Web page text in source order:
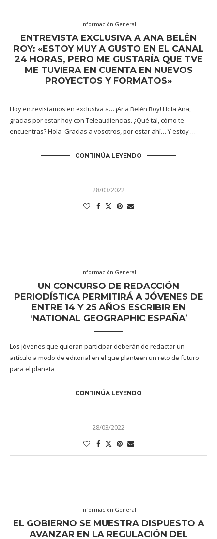
Información General
ENTREVISTA EXCLUSIVA A ANA BELÉN
ROY: «ESTOY MUY A GUSTO EN EL CANAL
24 HORAS, PERO ME GUSTARÍA QUE TVE
ME TUVIERA EN CUENTA EN NUEVOS
PROYECTOS Y FORMATOS»
Hoy entrevistamos en exclusiva a… ¡Ana Belén Roy! Hola Ana,
gracias por estar hoy con Teleaudiencias. ¿Qué tal, cómo te
encuentras? Hola. Gracias a vosotros, por estar ahí… Y estoy …
CONTINÚA LEYENDO
28/03/2022
Información General
UN CONCURSO DE REDACCIÓN
PERIODÍSTICA PERMITIRÁ A JÓVENES DE
ENTRE 14 Y 25 AÑOS ESCRIBIR EN
‘NATIONAL GEOGRAPHIC ESPAÑA’
Los jóvenes que quieran participar deberán de redactar un
artículo a modo de editorial en el que planteen un reto de futuro
para el planeta
CONTINÚA LEYENDO
28/03/2022
Información General
EL GOBIERNO SE MUESTRA DISPUESTO A
AVANZAR EN LA REGULACIÓN DEL